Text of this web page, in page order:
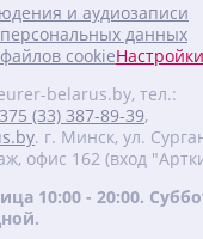
и аудиозаписи
данных
cookie
belarus.by, тел.:
(33) 387-89-39,
. г. Минск, ул.
офис 162 (вход
10:00 - 20:00.